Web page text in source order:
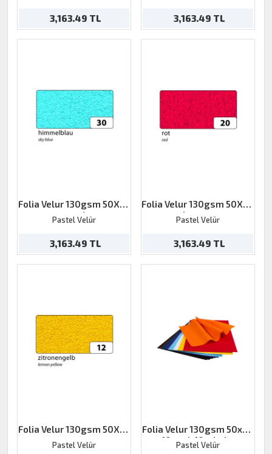
3,163.49 TL 3,163.49 TL
Folia Velur 130gsm 50X70
mavi
Pastel Velür
3,163.49 TL
Folia Velur 130gsm 50X70
kırmızı
Pastel Velür
3,163.49 TL
Folia Velur 130gsm 50X70
sarı
Pastel Velür
Folia Velur 130gsm 50x70
10 renk 10tabaka
Pastel Velür